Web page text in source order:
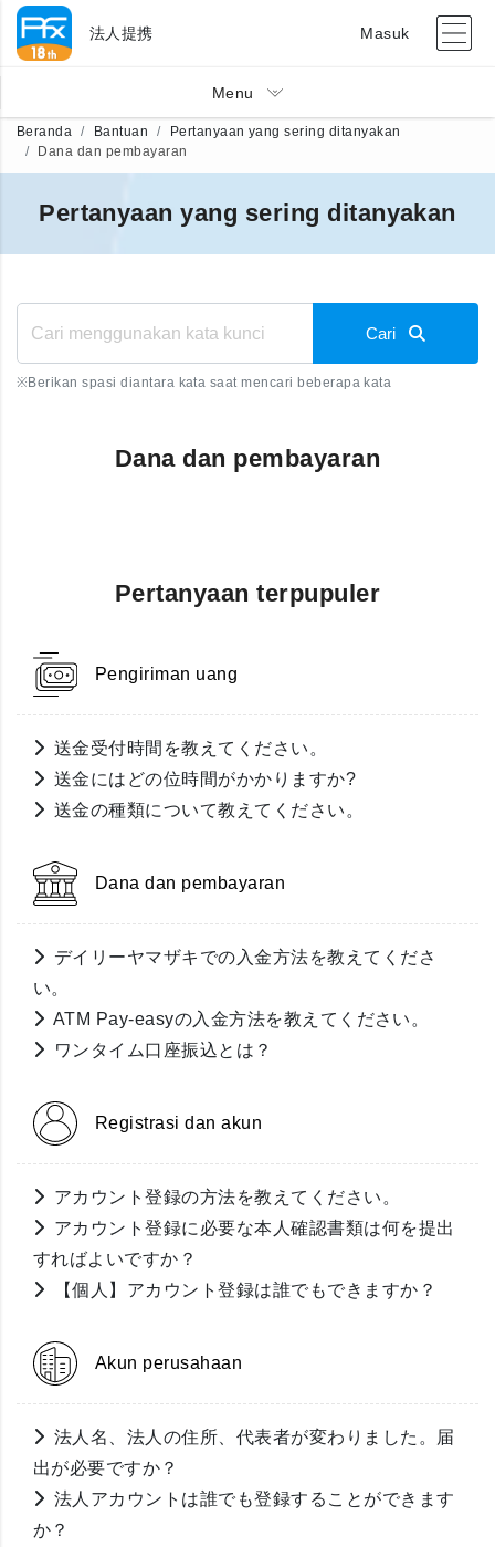
法人提携 Masuk
Menu
Beranda Bantuan
Pertanyaan yang sering ditanyakan
Dana dan pembayaran
Pertanyaan yang sering ditanyakan
Cari
※Berikan spasi diantara kata saat mencari beberapa kata
Dana dan pembayaran
Pertanyaan terpupuler
Pengiriman uang
送金受付時間を教えてください。
送金にはどの位時間がかかりますか?
送金の種類について教えてください。
Dana dan pembayaran
デイリーヤマザキでの入金方法を教えてくださ
い。
ATM Pay-easyの入金方法を教えてください。
ワンタイム口座振込とは？
Registrasi dan akun
アカウント登録の方法を教えてください。
アカウント登録に必要な本人確認書類は何を提出
すればよいですか？
【個人】アカウント登録は誰でもできますか？
Akun perusahaan
法人名、法人の住所、代表者が変わりました。届
出が必要ですか？
法人アカウントは誰でも登録することができます
か？